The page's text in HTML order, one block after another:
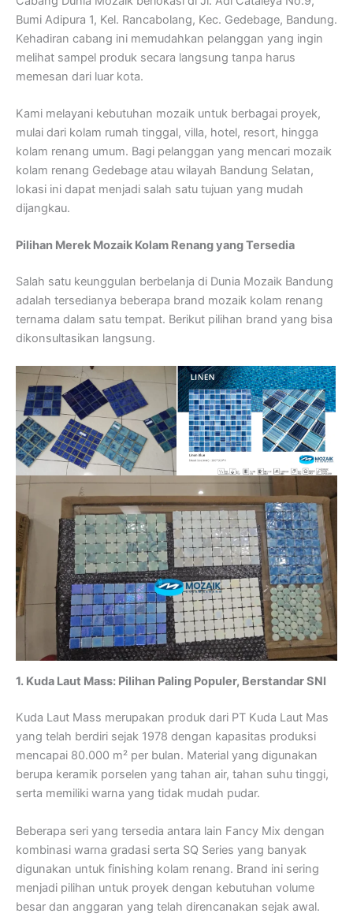
Bumi Adipura 1, Kel. Rancabolang, Kec. Gedebage, Bandung.
Kehadiran cabang ini memudahkan pelanggan yang ingin
melihat sampel produk secara langsung tanpa harus
memesan dari luar kota.
Kami melayani kebutuhan mozaik untuk berbagai proyek,
mulai dari kolam rumah tinggal, villa, hotel, resort, hingga
kolam renang umum. Bagi pelanggan yang mencari mozaik
kolam renang Gedebage atau wilayah Bandung Selatan,
lokasi ini dapat menjadi salah satu tujuan yang mudah
dijangkau.
Pilihan Merek Mozaik Kolam Renang yang Tersedia
Salah satu keunggulan berbelanja di Dunia Mozaik Bandung
adalah tersedianya beberapa brand mozaik kolam renang
ternama dalam satu tempat. Berikut pilihan brand yang bisa
dikonsultasikan langsung.
1. Kuda Laut Mass: Pilihan Paling Populer, Berstandar SNI
Kuda Laut Mass merupakan produk dari PT Kuda Laut Mas
yang telah berdiri sejak 1978 dengan kapasitas produksi
mencapai 80.000 m² per bulan. Material yang digunakan
berupa keramik porselen yang tahan air, tahan suhu tinggi,
serta memiliki warna yang tidak mudah pudar.
Beberapa seri yang tersedia antara lain Fancy Mix dengan
kombinasi warna gradasi serta SQ Series yang banyak
digunakan untuk finishing kolam renang. Brand ini sering
menjadi pilihan untuk proyek dengan kebutuhan volume
besar dan anggaran yang telah direncanakan sejak awal.